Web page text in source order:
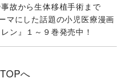
故から生体移植手術まで
マにした話題の小児医療漫画
ン』１～９巻発売中！
TOPへ